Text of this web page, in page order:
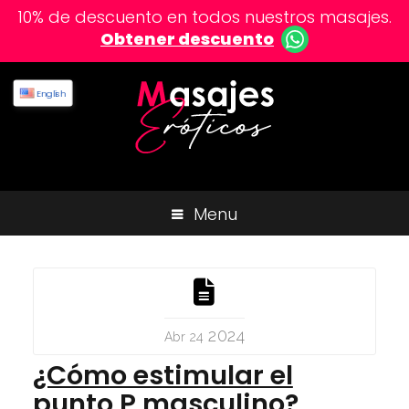
10% de descuento en todos nuestros masajes.
Obtener descuento
English
Menu
Abr 242024
¿Cómo estimular el